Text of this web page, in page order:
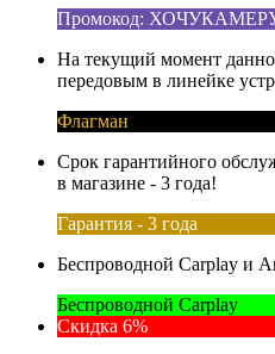
Промокод:
На текущий момент
передовым в линейке
Флагман
Срок гарантийного
в магазине - 3 года!
Гарантия - 3 года
Беспроводной Carplay и
Беспроводной Carplay
Скидка 6%